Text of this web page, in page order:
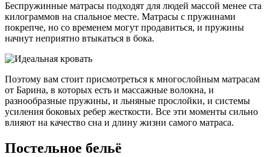
Беспружинные матрасы подходят для людей массой менее ста
килограммов на спальное месте. Матрасы с пружинами
покрепче, но со временем могут продавиться, и пружины
начнут неприятно втыкаться в бока.
Поэтому вам стоит присмотреться к многослойным матрасам
от Барина, в которых есть и массажные волокна, и
разнообразные пружины, и льняные прослойки, и системы
усиления боковых ребер жесткости. Все эти моменты сильно
влияют на качество сна и длину жизни самого матраса.
Постельное бельё